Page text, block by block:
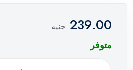
239.00 جنيه
متوفر